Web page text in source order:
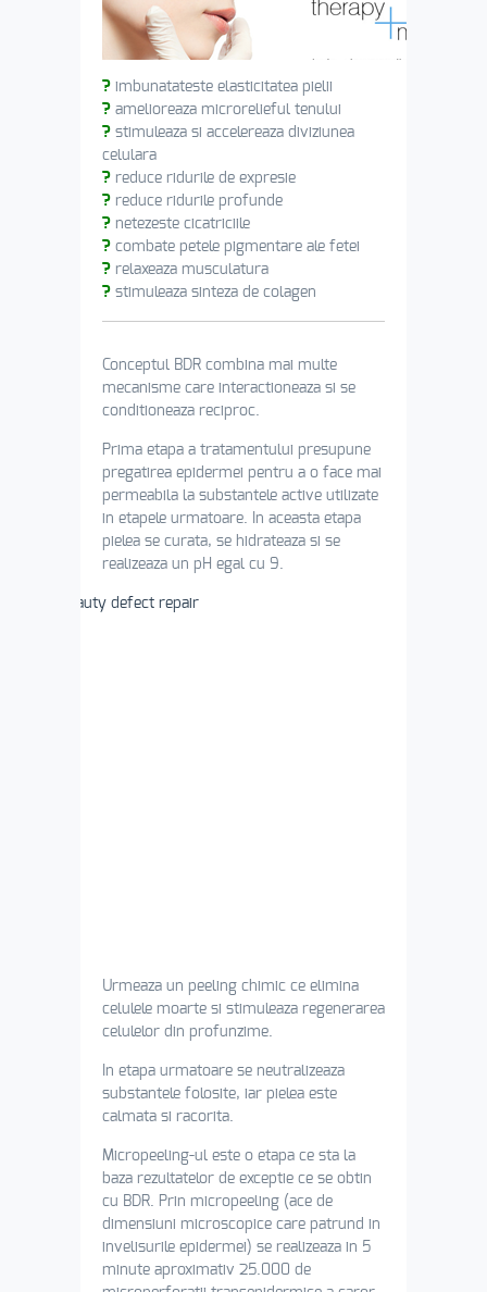
? imbunatateste elasticitatea pielii
? amelioreaza microrelieful tenului
? stimuleaza si accelereaza diviziunea
celulara
? reduce ridurile de expresie
? reduce ridurile profunde
? netezeste cicatriciile
? combate petele pigmentare ale fetei
? relaxeaza musculatura
? stimuleaza sinteza de colagen
Conceptul BDR combina mai multe
mecanisme care interactioneaza si se
conditioneaza reciproc.
Prima etapa a tratamentului presupune
pregatirea epidermei pentru a o face mai
permeabila la substantele active utilizate
in etapele urmatoare. In aceasta etapa
pielea se curata, se hidrateaza si se
realizeaza un pH egal cu 9.
Urmeaza un peeling chimic ce elimina
celulele moarte si stimuleaza regenerarea
celulelor din profunzime.
In etapa urmatoare se neutralizeaza
substantele folosite, iar pielea este
calmata si racorita.
Micropeeling-ul este o etapa ce sta la
baza rezultatelor de exceptie ce se obtin
cu BDR. Prin micropeeling (ace de
dimensiuni microscopice care patrund in
invelisurile epidermei) se realizeaza in 5
minute aproximativ 25.000 de